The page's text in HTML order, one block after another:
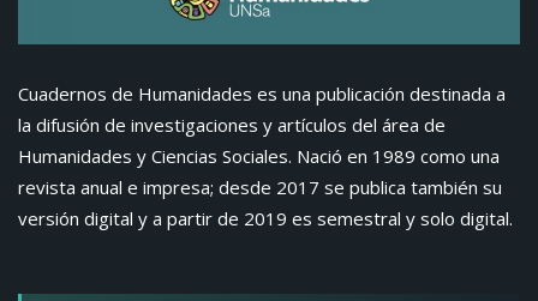
Cuadernos de Humanidades es una publicación destinada a
la difusión de investigaciones y artículos del área de
Humanidades y Ciencias Sociales. Nació en 1989 como una
revista anual e impresa; desde 2017 se publica también su
versión digital y a partir de 2019 es semestral y solo digital.